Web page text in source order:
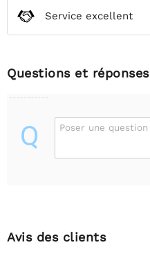
Service excellent
Questions et réponses
Q Poser une question
Avis des clients